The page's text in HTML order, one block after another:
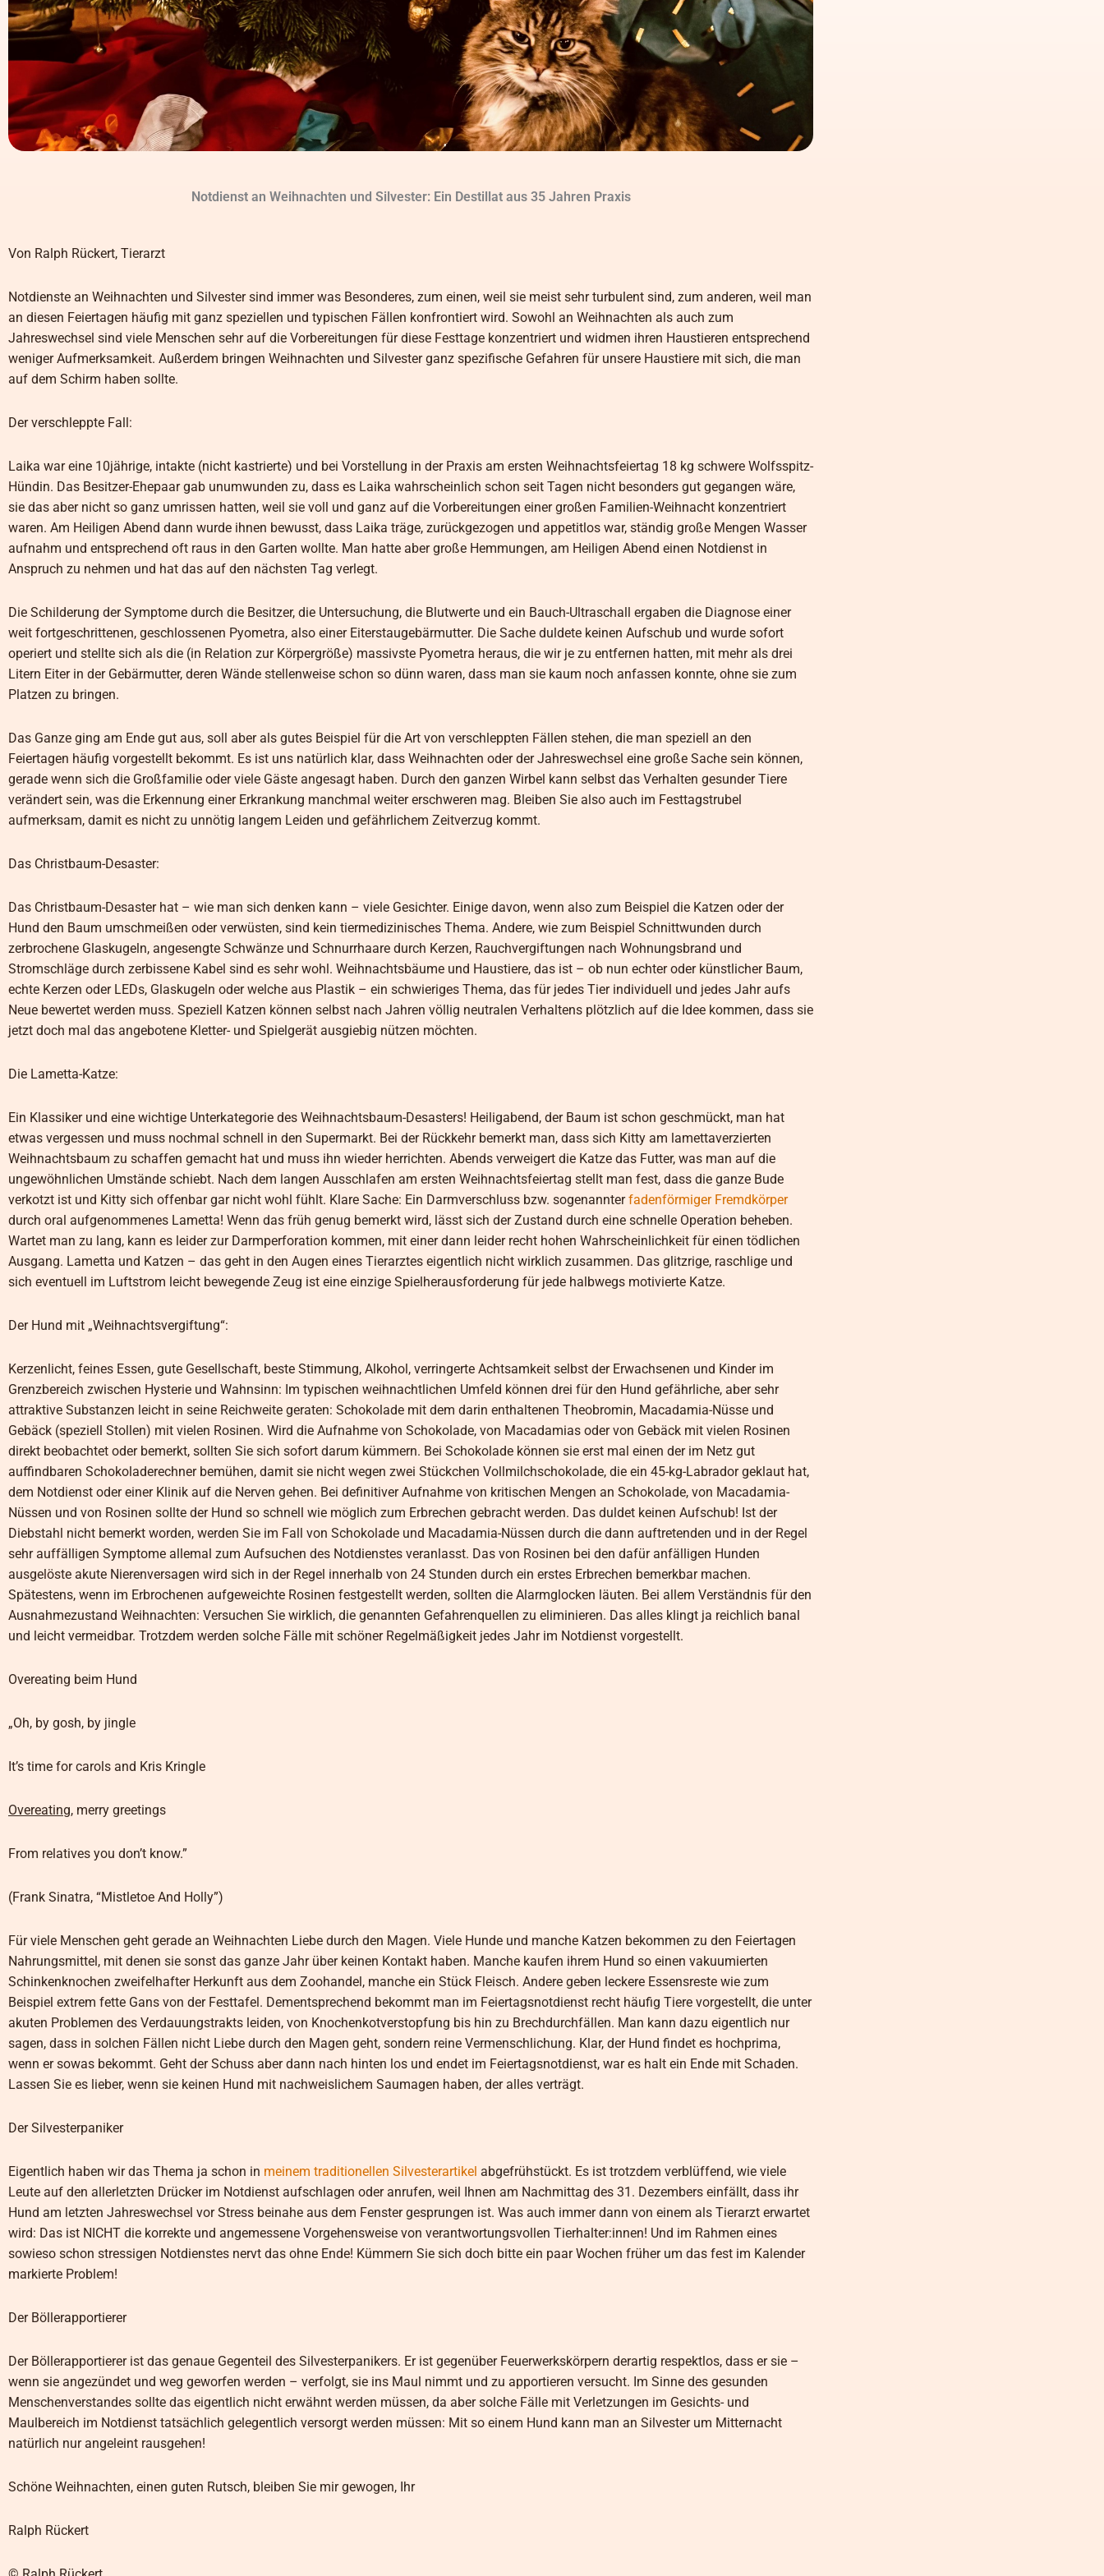
Notdienst an Weihnachten und Silvester: Ein Destillat aus 35 Jahren Praxis
Von Ralph Rückert, Tierarzt
Notdienste an Weihnachten und Silvester sind immer was Besonderes, zum einen, weil sie meist sehr turbulent sind, zum anderen, weil man
an diesen Feiertagen häufig mit ganz speziellen und typischen Fällen konfrontiert wird. Sowohl an Weihnachten als auch zum
Jahreswechsel sind viele Menschen sehr auf die Vorbereitungen für diese Festtage konzentriert und widmen ihren Haustieren entsprechend
weniger Aufmerksamkeit. Außerdem bringen Weihnachten und Silvester ganz spezifische Gefahren für unsere Haustiere mit sich, die man
auf dem Schirm haben sollte.
Der verschleppte Fall:
Laika war eine 10jährige, intakte (nicht kastrierte) und bei Vorstellung in der Praxis am ersten Weihnachtsfeiertag 18 kg schwere Wolfsspitz-
Hündin. Das Besitzer-Ehepaar gab unumwunden zu, dass es Laika wahrscheinlich schon seit Tagen nicht besonders gut gegangen wäre,
sie das aber nicht so ganz umrissen hatten, weil sie voll und ganz auf die Vorbereitungen einer großen Familien-Weihnacht konzentriert
waren. Am Heiligen Abend dann wurde ihnen bewusst, dass Laika träge, zurückgezogen und appetitlos war, ständig große Mengen Wasser
aufnahm und entsprechend oft raus in den Garten wollte. Man hatte aber große Hemmungen, am Heiligen Abend einen Notdienst in
Anspruch zu nehmen und hat das auf den nächsten Tag verlegt.
Die Schilderung der Symptome durch die Besitzer, die Untersuchung, die Blutwerte und ein Bauch-Ultraschall ergaben die Diagnose einer
weit fortgeschrittenen, geschlossenen Pyometra, also einer Eiterstaugebärmutter. Die Sache duldete keinen Aufschub und wurde sofort
operiert und stellte sich als die (in Relation zur Körpergröße) massivste Pyometra heraus, die wir je zu entfernen hatten, mit mehr als drei
Litern Eiter in der Gebärmutter, deren Wände stellenweise schon so dünn waren, dass man sie kaum noch anfassen konnte, ohne sie zum
Platzen zu bringen.
Das Ganze ging am Ende gut aus, soll aber als gutes Beispiel für die Art von verschleppten Fällen stehen, die man speziell an den
Feiertagen häufig vorgestellt bekommt. Es ist uns natürlich klar, dass Weihnachten oder der Jahreswechsel eine große Sache sein können,
gerade wenn sich die Großfamilie oder viele Gäste angesagt haben. Durch den ganzen Wirbel kann selbst das Verhalten gesunder Tiere
verändert sein, was die Erkennung einer Erkrankung manchmal weiter erschweren mag. Bleiben Sie also auch im Festtagstrubel
aufmerksam, damit es nicht zu unnötig langem Leiden und gefährlichem Zeitverzug kommt.
Das Christbaum-Desaster:
Das Christbaum-Desaster hat – wie man sich denken kann – viele Gesichter. Einige davon, wenn also zum Beispiel die Katzen oder der
Hund den Baum umschmeißen oder verwüsten, sind kein tiermedizinisches Thema. Andere, wie zum Beispiel Schnittwunden durch
zerbrochene Glaskugeln, angesengte Schwänze und Schnurrhaare durch Kerzen, Rauchvergiftungen nach Wohnungsbrand und
Stromschläge durch zerbissene Kabel sind es sehr wohl. Weihnachtsbäume und Haustiere, das ist – ob nun echter oder künstlicher Baum,
echte Kerzen oder LEDs, Glaskugeln oder welche aus Plastik – ein schwieriges Thema, das für jedes Tier individuell und jedes Jahr aufs
Neue bewertet werden muss. Speziell Katzen können selbst nach Jahren völlig neutralen Verhaltens plötzlich auf die Idee kommen, dass sie
jetzt doch mal das angebotene Kletter- und Spielgerät ausgiebig nützen möchten.
Die Lametta-Katze:
Ein Klassiker und eine wichtige Unterkategorie des Weihnachtsbaum-Desasters! Heiligabend, der Baum ist schon geschmückt, man hat
etwas vergessen und muss nochmal schnell in den Supermarkt. Bei der Rückkehr bemerkt man, dass sich Kitty am lamettaverzierten
Weihnachtsbaum zu schaffen gemacht hat und muss ihn wieder herrichten. Abends verweigert die Katze das Futter, was man auf die
ungewöhnlichen Umstände schiebt. Nach dem langen Ausschlafen am ersten Weihnachtsfeiertag stellt man fest, dass die ganze Bude
verkotzt ist und Kitty sich offenbar gar nicht wohl fühlt. Klare Sache: Ein Darmverschluss bzw. sogenannterfadenförmiger Fremdkörper
durch oral aufgenommenes Lametta! Wenn das früh genug bemerkt wird, lässt sich der Zustand durch eine schnelle Operation beheben.
Wartet man zu lang, kann es leider zur Darmperforation kommen, mit einer dann leider recht hohen Wahrscheinlichkeit für einen tödlichen
Ausgang. Lametta und Katzen – das geht in den Augen eines Tierarztes eigentlich nicht wirklich zusammen. Das glitzrige, raschlige und
sich eventuell im Luftstrom leicht bewegende Zeug ist eine einzige Spielherausforderung für jede halbwegs motivierte Katze.
Der Hund mit „Weihnachtsvergiftung“:
Kerzenlicht, feines Essen, gute Gesellschaft, beste Stimmung, Alkohol, verringerte Achtsamkeit selbst der Erwachsenen und Kinder im
Grenzbereich zwischen Hysterie und Wahnsinn: Im typischen weihnachtlichen Umfeld können drei für den Hund gefährliche, aber sehr
attraktive Substanzen leicht in seine Reichweite geraten: Schokolade mit dem darin enthaltenen Theobromin, Macadamia-Nüsse und
Gebäck (speziell Stollen) mit vielen Rosinen. Wird die Aufnahme von Schokolade, von Macadamias oder von Gebäck mit vielen Rosinen
direkt beobachtet oder bemerkt, sollten Sie sich sofort darum kümmern. Bei Schokolade können sie erst mal einen der im Netz gut
auffindbaren Schokoladerechner bemühen, damit sie nicht wegen zwei Stückchen Vollmilchschokolade, die ein 45-kg-Labrador geklaut hat,
dem Notdienst oder einer Klinik auf die Nerven gehen. Bei definitiver Aufnahme von kritischen Mengen an Schokolade, von Macadamia-
Nüssen und von Rosinen sollte der Hund so schnell wie möglich zum Erbrechen gebracht werden. Das duldet keinen Aufschub! Ist der
Diebstahl nicht bemerkt worden, werden Sie im Fall von Schokolade und Macadamia-Nüssen durch die dann auftretenden und in der Regel
sehr auffälligen Symptome allemal zum Aufsuchen des Notdienstes veranlasst. Das von Rosinen bei den dafür anfälligen Hunden
ausgelöste akute Nierenversagen wird sich in der Regel innerhalb von 24 Stunden durch ein erstes Erbrechen bemerkbar machen.
Spätestens, wenn im Erbrochenen aufgeweichte Rosinen festgestellt werden, sollten die Alarmglocken läuten. Bei allem Verständnis für den
Ausnahmezustand Weihnachten: Versuchen Sie wirklich, die genannten Gefahrenquellen zu eliminieren. Das alles klingt ja reichlich banal
und leicht vermeidbar. Trotzdem werden solche Fälle mit schöner Regelmäßigkeit jedes Jahr im Notdienst vorgestellt.
Overeating beim Hund
„Oh, by gosh, by jingle
It’s time for carols and Kris Kringle
Overeating, merry greetings
From relatives you don’t know.”
(Frank Sinatra, “Mistletoe And Holly”)
Für viele Menschen geht gerade an Weihnachten Liebe durch den Magen. Viele Hunde und manche Katzen bekommen zu den Feiertagen
Nahrungsmittel, mit denen sie sonst das ganze Jahr über keinen Kontakt haben. Manche kaufen ihrem Hund so einen vakuumierten
Schinkenknochen zweifelhafter Herkunft aus dem Zoohandel, manche ein Stück Fleisch. Andere geben leckere Essensreste wie zum
Beispiel extrem fette Gans von der Festtafel. Dementsprechend bekommt man im Feiertagsnotdienst recht häufig Tiere vorgestellt, die unter
akuten Problemen des Verdauungstrakts leiden, von Knochenkotverstopfung bis hin zu Brechdurchfällen. Man kann dazu eigentlich nur
sagen, dass in solchen Fällen nicht Liebe durch den Magen geht, sondern reine Vermenschlichung. Klar, der Hund findet es hochprima,
wenn er sowas bekommt. Geht der Schuss aber dann nach hinten los und endet im Feiertagsnotdienst, war es halt ein Ende mit Schaden.
Lassen Sie es lieber, wenn sie keinen Hund mit nachweislichem Saumagen haben, der alles verträgt.
Der Silvesterpaniker
Eigentlich haben wir das Thema ja schon in meinem traditionellen Silvesterartikel abgefrühstückt. Es ist trotzdem verblüffend, wie viele
Leute auf den allerletzten Drücker im Notdienst aufschlagen oder anrufen, weil Ihnen am Nachmittag des 31. Dezembers einfällt, dass ihr
Hund am letzten Jahreswechsel vor Stress beinahe aus dem Fenster gesprungen ist. Was auch immer dann von einem als Tierarzt erwartet
wird: Das ist NICHT die korrekte und angemessene Vorgehensweise von verantwortungsvollen Tierhalter:innen! Und im Rahmen eines
sowieso schon stressigen Notdienstes nervt das ohne Ende! Kümmern Sie sich doch bitte ein paar Wochen früher um das fest im Kalender
markierte Problem!
Der Böllerapportierer
Der Böllerapportierer ist das genaue Gegenteil des Silvesterpanikers. Er ist gegenüber Feuerwerkskörpern derartig respektlos, dass er sie –
wenn sie angezündet und weg geworfen werden – verfolgt, sie ins Maul nimmt und zu apportieren versucht. Im Sinne des gesunden
Menschenverstandes sollte das eigentlich nicht erwähnt werden müssen, da aber solche Fälle mit Verletzungen im Gesichts- und
Maulbereich im Notdienst tatsächlich gelegentlich versorgt werden müssen: Mit so einem Hund kann man an Silvester um Mitternacht
natürlich nur angeleint rausgehen!
Schöne Weihnachten, einen guten Rutsch, bleiben Sie mir gewogen, Ihr
Ralph Rückert